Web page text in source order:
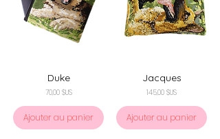
Duke
Prix
70,00 $US
Ajouter au panier
Jacques
Prix
145,00 $US
Ajouter au panier